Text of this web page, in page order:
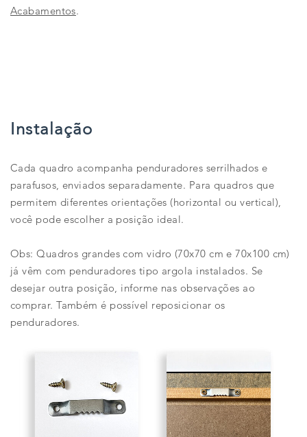
Acabamentos.
Instalação
Cada quadro acompanha penduradores serrilhados e
parafusos, enviados separadamente. Para quadros que
permitem diferentes orientações (horizontal ou vertical),
você pode escolher a posição ideal.
Obs: Quadros grandes com vidro (70x70 cm e 70x100 cm)
já vêm com penduradores tipo argola instalados. Se
desejar outra posição, informe nas observações ao
comprar. Também é possível reposicionar os
penduradores.